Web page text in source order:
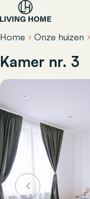
Home Onze huizen
Kamer nr. 3